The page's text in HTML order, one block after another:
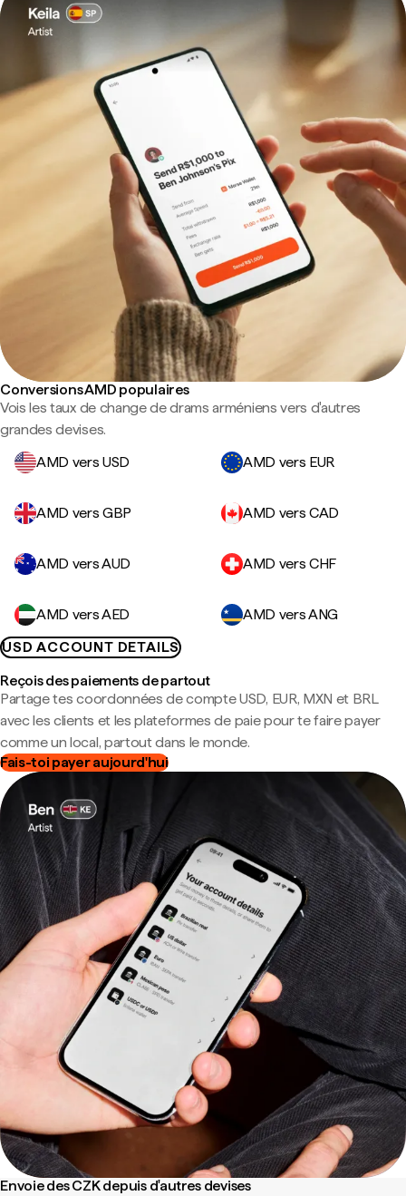
Conversions AMD populaires
Vois les taux de change de drams arméniens vers d'autres
grandes devises.
AMD vers USD
AMD vers EUR
AMD vers GBP AMD vers CAD
AMD vers AUD AMD vers CHF
AMD vers AED
AMD vers ANG
USD ACCOUNT DETAILS
Reçois des paiements de partout
Partage tes coordonnées de compte USD, EUR, MXN et BRL
avec les clients et les plateformes de paie pour te faire payer
comme un local, partout dans le monde.
Fais-toi payer aujourd'hui
Envoie des CZK depuis d'autres devises